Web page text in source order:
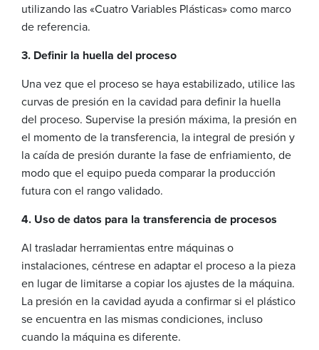
utilizando las «Cuatro Variables Plásticas» como marco
de referencia.
3. Definir la huella del proceso
Una vez que el proceso se haya estabilizado, utilice las
curvas de presión en la cavidad para definir la huella
del proceso. Supervise la presión máxima, la presión en
el momento de la transferencia, la integral de presión y
la caída de presión durante la fase de enfriamiento, de
modo que el equipo pueda comparar la producción
futura con el rango validado.
4. Uso de datos para la transferencia de procesos
Al trasladar herramientas entre máquinas o
instalaciones, céntrese en adaptar el proceso a la pieza
en lugar de limitarse a copiar los ajustes de la máquina.
La presión en la cavidad ayuda a confirmar si el plástico
se encuentra en las mismas condiciones, incluso
cuando la máquina es diferente.